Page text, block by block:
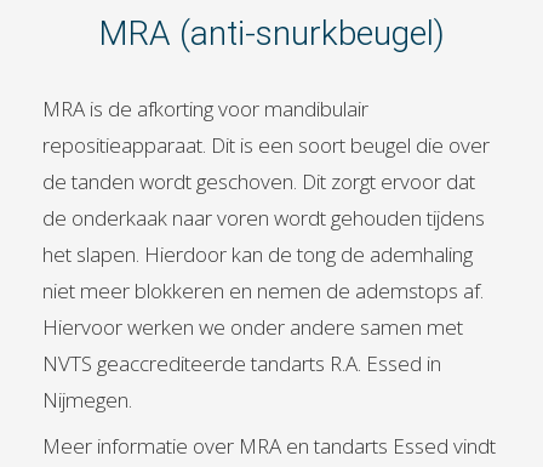
MRA (anti-snurkbeugel)
MRA is de afkorting voor mandibulair
repositieapparaat. Dit is een soort beugel die over
de tanden wordt geschoven. Dit zorgt ervoor dat
de onderkaak naar voren wordt gehouden tijdens
het slapen. Hierdoor kan de tong de ademhaling
niet meer blokkeren en nemen de ademstops af.
Hiervoor werken we onder andere samen met
NVTS geaccrediteerde tandarts R.A. Essed in
Nijmegen.
Meer informatie over MRA en tandarts Essed vindt